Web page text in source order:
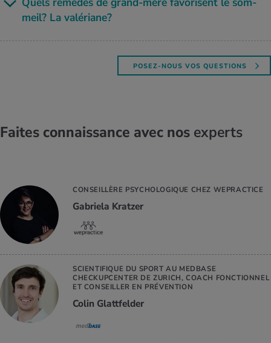
meil? La valé­riane?
POSEZ-NOUS VOS QUESTIONS
Faites connaissance avec nos experts
CONSEILLÈRE PSYCHOLOGIQUE CHEZ WEPRACTICE
Gabriela Kratzer
SCIENTIFIQUE DU SPORT AU MEDBASE
CHECKUPCENTER DE ZURICH, COACH FONCTIONNEL
ET CONSEILLER EN PRÉVENTION
Colin Glattfelder